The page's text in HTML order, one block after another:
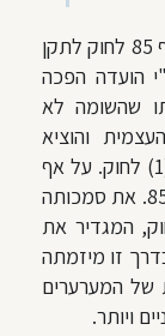
המשיב לא עשה שמוש בסמכויותיו לפי סעיף 85 לחוק לתקן
הועדה הפכה
שהשומה לא
והוציא
למערערים שומות זמניות לפי סעיף 78(ב)(1) לחוק. על אף
זאת, החליטה הועדה לעשות שמוש בסעיף 85. את סמכותה
בסעיף 89(ב) לחוק, המגדיר את
זו מיזמתה
של המערערים
ויותר.